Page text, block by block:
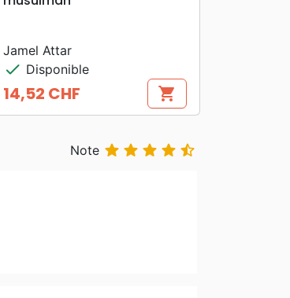
Jamel Attar
check Disponible
Prix
14,52 CHF shopping_cart
Note     